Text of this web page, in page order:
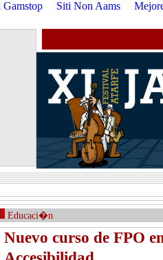
Siti Non Aams
Educaci�n
Nuevo curso de FPO